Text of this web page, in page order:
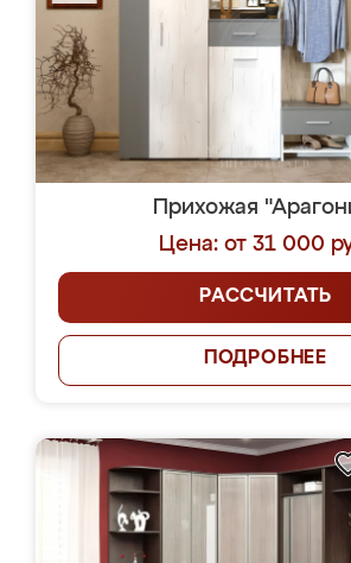
Прихожая
Цена: от 31 000
РАССЧИТАТЬ
ПОДРОБНЕЕ